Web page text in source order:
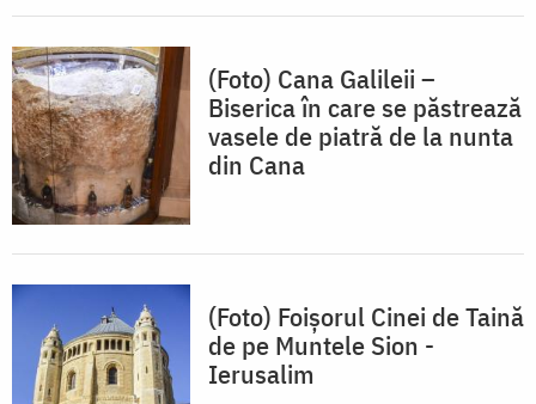
(Foto) Cana Galileii –
Biserica în care se păstrează
vasele de piatră de la nunta
din Cana
(Foto) Foişorul Cinei de Taină
de pe Muntele Sion -
Ierusalim